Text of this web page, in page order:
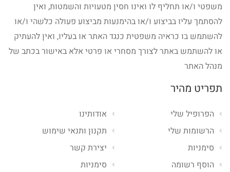
משפטי ו/או תחליף לו ואינו חסין מטעויות והשמטות, ואין
להסתמך עליו בביצוע ו/או בהימנעות מביצוע פעולה כלשהי ו/או
להשתמש בו כראיה משפטית כנגד האתר או בעליו, ואין להעתיק
או להשתמש באתר לצורך מסחרי או פרטי אלא באישור בכתב של
מנהל האתר
תפריט מהיר
אודותינו
תקנון ותנאי שימוש
יצירת קשר
סימניות
הפרופיל שלי
הרשומות שלי
סימניות
הוסף רשומה